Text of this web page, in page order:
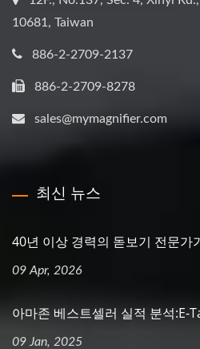
10681, Taiwan
886-2-2709-2137
886-2-2709-8278
sales@mymagnifier.com
최신 뉴스
40년 이상 경력의 돋보기 전문가
09 Apr, 2026
아마존 베스트셀러 실적 분석:E-
09 Jan, 2025